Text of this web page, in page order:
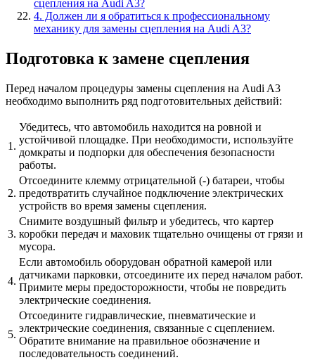
сцепления на Audi A3?
4. Должен ли я обратиться к профессиональному
механику для замены сцепления на Audi A3?
Подготовка к замене сцепления
Перед началом процедуры замены сцепления на Audi A3
необходимо выполнить ряд подготовительных действий:
1.
Убедитесь, что автомобиль находится на ровной и
устойчивой площадке. При необходимости, используйте
домкраты и подпорки для обеспечения безопасности
работы.
2.
Отсоедините клемму отрицательной (-) батареи, чтобы
предотвратить случайное подключение электрических
устройств во время замены сцепления.
3.
Снимите воздушный фильтр и убедитесь, что картер
коробки передач и маховик тщательно очищены от грязи и
мусора.
4.
Если автомобиль оборудован обратной камерой или
датчиками парковки, отсоедините их перед началом работ.
Примите меры предосторожности, чтобы не повредить
электрические соединения.
5.
Отсоедините гидравлические, пневматические и
электрические соединения, связанные с сцеплением.
Обратите внимание на правильное обозначение и
последовательность соединений.